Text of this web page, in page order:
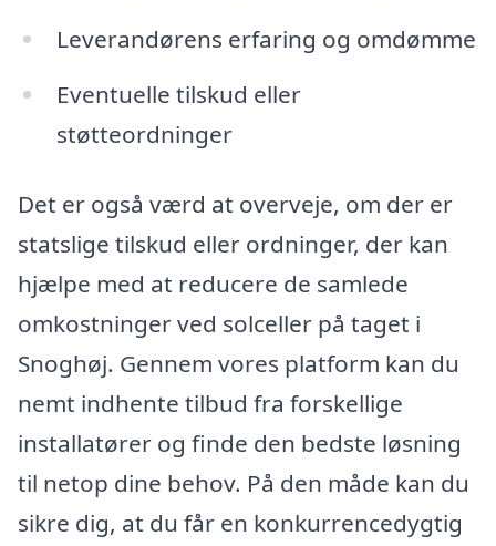
Leverandørens erfaring og omdømme
Eventuelle tilskud eller
støtteordninger
Det er også værd at overveje, om der er
statslige tilskud eller ordninger, der kan
hjælpe med at reducere de samlede
omkostninger ved solceller på taget i
Snoghøj. Gennem vores platform kan du
nemt indhente tilbud fra forskellige
installatører og finde den bedste løsning
til netop dine behov. På den måde kan du
sikre dig, at du får en konkurrencedygtig